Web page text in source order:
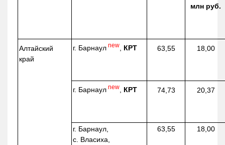
млн руб.
Алтайский
край
г. Барнаул new, КРТ 63,55 18,00
г. Барнаул new, КРТ 74,73 20,37
г. Барнаул,
с. Власиха,
63,55 18,00